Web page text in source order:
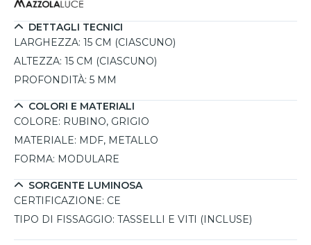
alla collezione Diennea, il suo design modulare consente
di disporre le sagome a piacimento, creando un effetto
decorativo unico che richiama la struttura del DNA. I ganci
in metallo grigio offrono un supporto resistente per
cappotti, borse e accessori, rendendolo ideale per ingressi,
camere da letto o camerette. Facile da installare grazie ai
tasselli forniti in dotazione, viene consegnato in una
confezione robusta con istruzioni di montaggio e
DETTAGLI TECNICI
LARGHEZZA: 15 CM (CIASCUNO)
ALTEZZA: 15 CM (CIASCUNO)
PROFONDITÀ: 5 MM
COLORI E MATERIALI
COLORE: RUBINO, GRIGIO
MATERIALE: MDF, METALLO
FORMA: MODULARE
SORGENTE LUMINOSA
CERTIFICAZIONE: CE
TIPO DI FISSAGGIO: TASSELLI E VITI (INCLUSE)